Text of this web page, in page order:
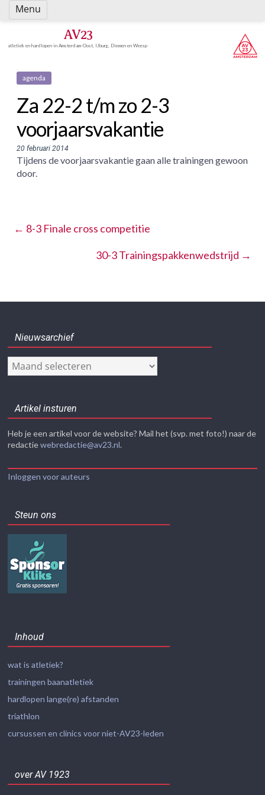
Spring
naar
AV23
atletiek en hardlopen in Amsterdam-Oost, IJburg, Diemen en Weesp
agenda
Za 22-2 t/m zo 2-3
voorjaarsvakantie
20 februari 2014
Tijdens de voorjaarsvakantie gaan alle trainingen gewoon
door.
← 8-3 Finale cross competitie
30-3 Trainingspakkenwedstrijd →
Nieuwsarchief
Nieuwsarchief
Artikel insturen
Heb je een artikel voor de website? Mail het (svp. met foto!) naar de
redactiewebredactie@av23.nl.
Inloggen voor auteurs
Steun ons
Inhoud
wat is atletiek?
trainingen baanatletiek
hardlopen lange(re) afstanden
triathlon
cursussen en clinics voor niet-AV23-leden
over AV 1923
Menu